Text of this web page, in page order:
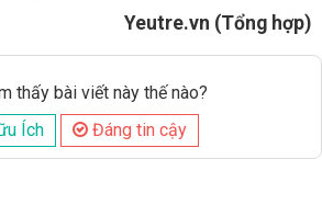
Yeutre.vn (Tổng hợp)
thấy bài viết này thế nào?
Ích
Đáng tin cậy